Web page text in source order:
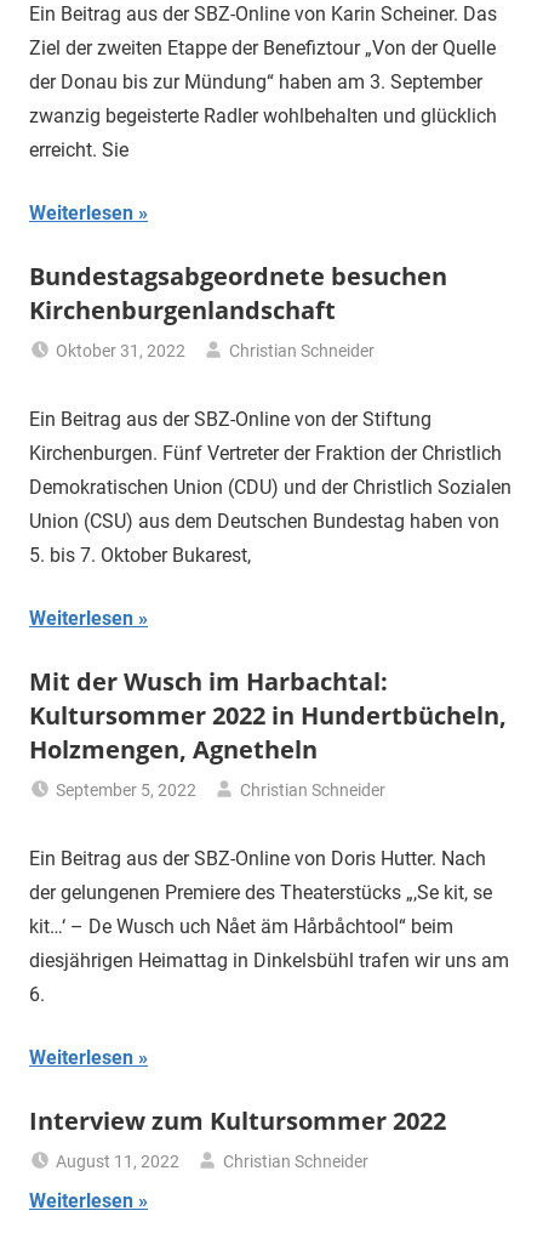
Ein Beitrag aus der SBZ-Online von Karin Scheiner. Das
Ziel der zweiten Etappe der Benefiztour „Von der Quelle
der Donau bis zur Mündung“ haben am 3. September
zwanzig begeisterte Radler wohlbehalten und glücklich
erreicht. Sie
Weiterlesen
Bundestagsabgeordnete besuchen
Kirchenburgenlandschaft
Oktober 31, 2022
Christian Schneider
Ein Beitrag aus der SBZ-Online von der Stiftung
Kirchenburgen. Fünf Vertreter der Fraktion der Christlich
Demokratischen Union (CDU) und der Christlich Sozialen
Union (CSU) aus dem Deutschen Bundestag haben von
5. bis 7. Oktober Bukarest,
Weiterlesen
Mit der Wusch im Harbachtal:
Kultursommer 2022 in Hundertbücheln,
Holzmengen, Agnetheln
September 5, 2022
Christian Schneider
Ein Beitrag aus der SBZ-Online von Doris Hutter. Nach
der gelungenen Premiere des Theaterstücks „,Se kit, se
kit…‘ – De Wusch uch Nået äm Hårbåchtool“ beim
diesjährigen Heimattag in Dinkelsbühl trafen wir uns am
6.
Weiterlesen
Interview zum Kultursommer 2022
August 11, 2022
Christian Schneider
Weiterlesen